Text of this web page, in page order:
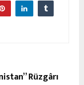
Rüzgârı